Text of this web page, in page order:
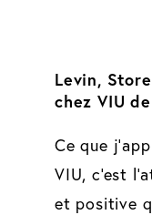
Levin,
chez VIU
Ce que
VIU, c'est
et positive